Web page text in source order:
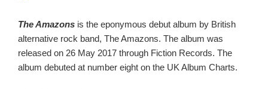
The Amazons is the eponymous debut album by British
alternative rock band, The Amazons. The album was
released on 26 May 2017 through Fiction Records. The
album debuted at number eight on the UK Album Charts.